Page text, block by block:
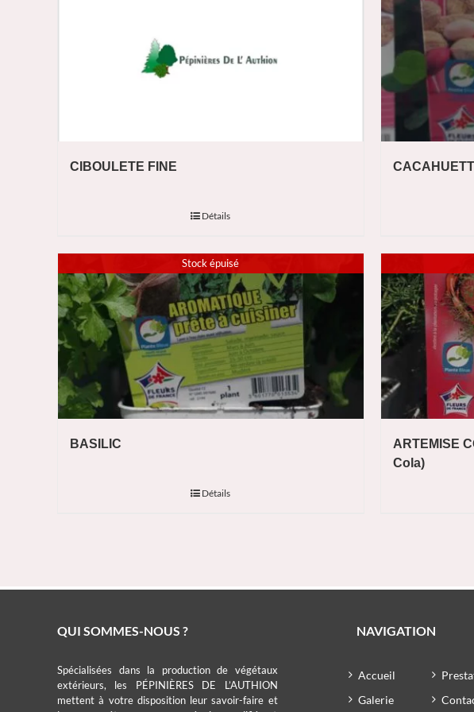
CIBOULETE FINE
Détails
Stock épuisé
BASILIC
Détails
ARTEMISE
Cola)
QUI SOMMES-NOUS ?
Spécialisées dans la production de végétaux
extérieurs, les PÉPINIÈRES DE L’AUTHION
mettent à votre disposition leur savoir-faire et
NAVIGATION
Accueil
Galerie